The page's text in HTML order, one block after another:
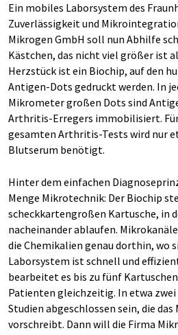
Ein mobiles Laborsystem des
Zuverlässigkeit und
Mikrogen GmbH soll nun Abhilfe
Kästchen, das nicht viel größer ist
Herzstück ist ein Biochip, auf den
Antigen-Dots gedruckt werden. In
Mikrometer großen Dots sind
Arthritis-Erregers immobilisiert.
gesamten Arthritis-Tests wird nur
Blutserum benötigt.
Hinter dem einfachen
Menge Mikrotechnik: Der Biochip
scheckkartengroßen Kartusche, in
nacheinander ablaufen.
die Chemikalien genau dorthin, wo
Laborsystem ist schnell und
bearbeitet es bis zu fünf
Patienten gleichzeitig. In etwa
Studien abgeschlossen sein, die
vorschreibt. Dann will die Firma